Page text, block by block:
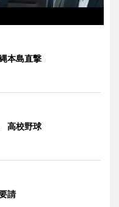
本島直撃
高校野球
請